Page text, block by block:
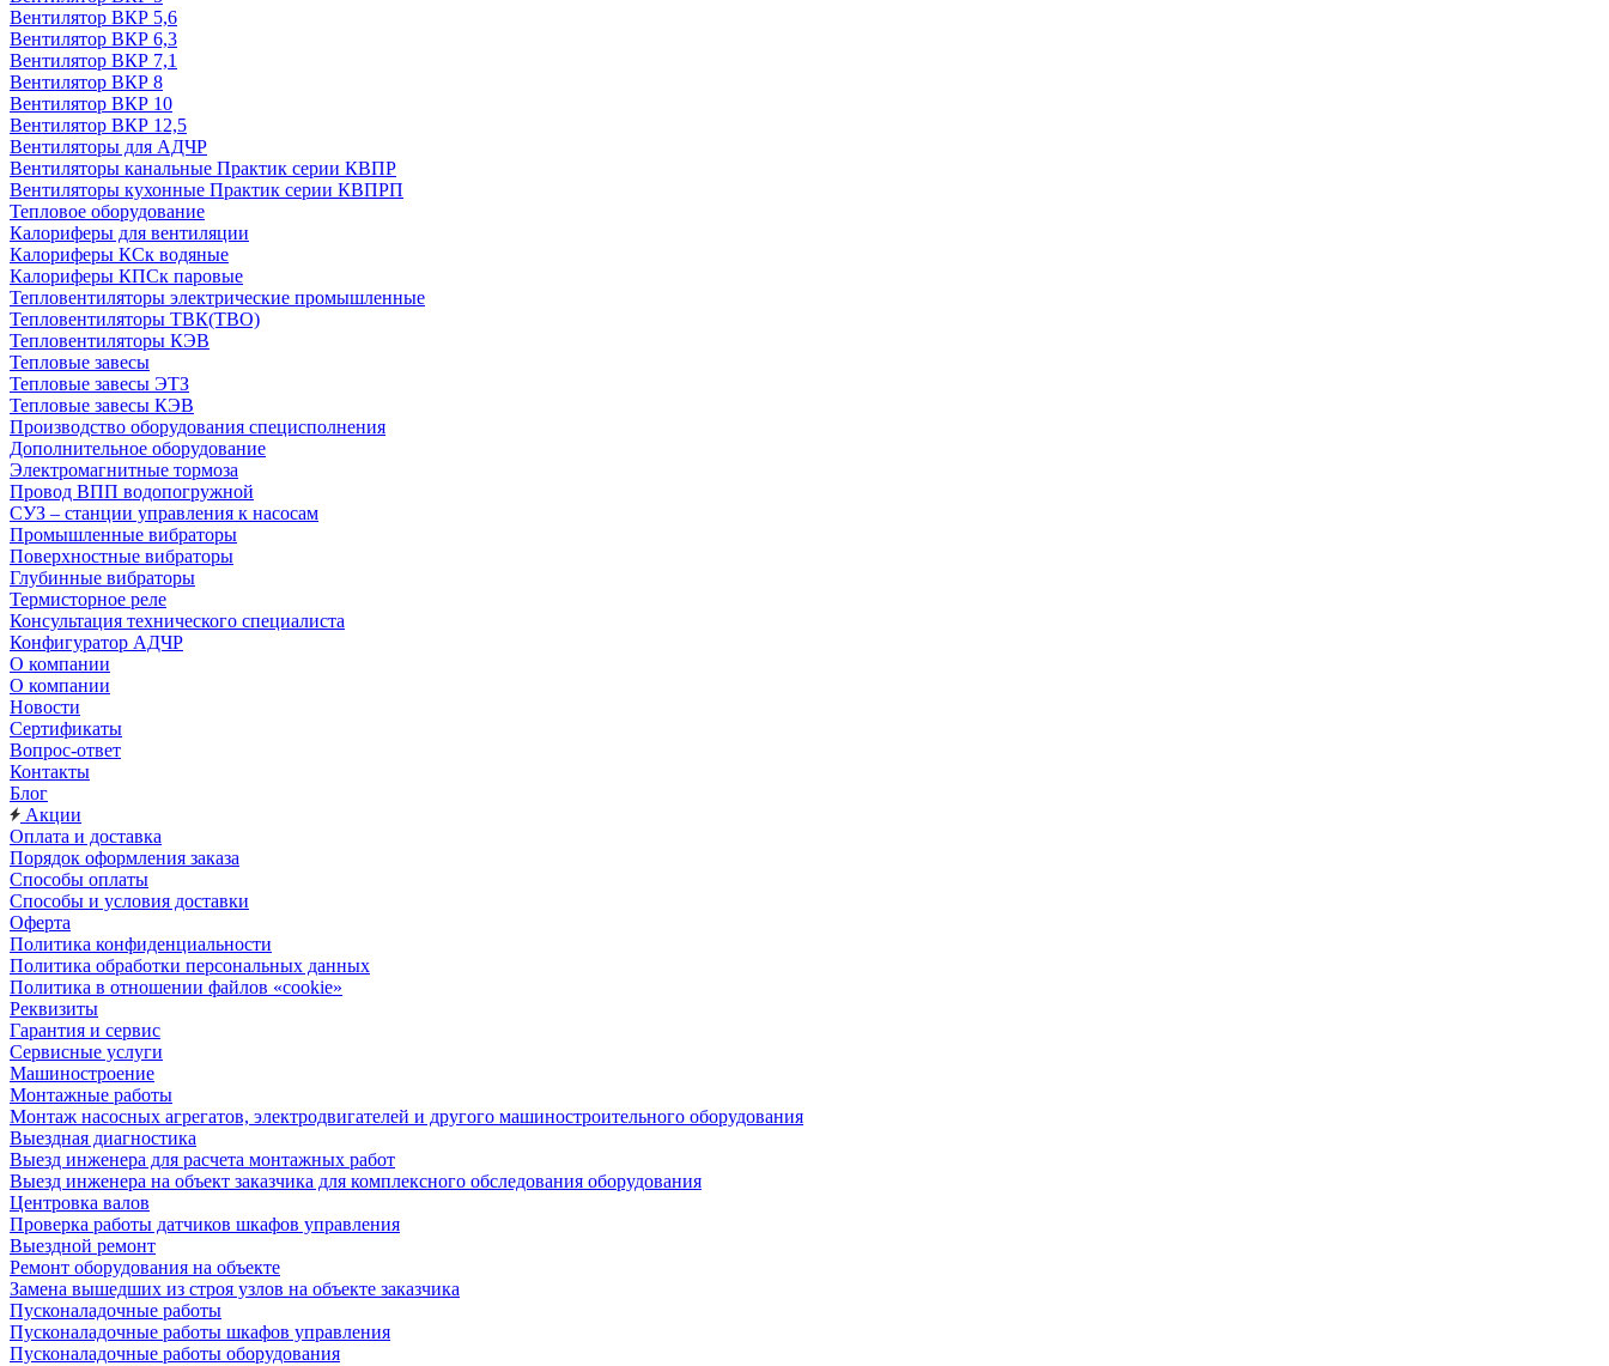
Вентилятор ВКР 5,6
Вентилятор ВКР 6,3
Вентилятор ВКР 7,1
Вентилятор ВКР 8
Вентилятор ВКР 10
Вентилятор ВКР 12,5
Вентиляторы для АДЧР
Вентиляторы канальные Практик серии КВПР
Вентиляторы кухонные Практик серии КВПРП
Тепловое оборудование
Калориферы для вентиляции
Калориферы КСк водяные
Калориферы КПСк паровые
Тепловентиляторы электрические промышленные
Тепловентиляторы ТВК(ТВО)
Тепловентиляторы КЭВ
Тепловые завесы
Тепловые завесы ЭТЗ
Тепловые завесы КЭВ
Производство оборудования специсполнения
Дополнительное оборудование
Электромагнитные тормоза
Провод ВПП водопогружной
СУЗ – станции управления к насосам
Промышленные вибраторы
Поверхностные вибраторы
Глубинные вибраторы
Термисторное реле
Консультация технического специалиста
Конфигуратор АДЧР
О компании
О компании
Новости
Сертификаты
Вопрос-ответ
Контакты
Блог
Акции
Оплата и доставка
Порядок оформления заказа
Способы оплаты
Способы и условия доставки
Оферта
Политика конфиденциальности
Политика обработки персональных данных
Политика в отношении файлов «cookie»
Реквизиты
Гарантия и сервис
Сервисные услуги
Машиностроение
Монтажные работы
Монтаж насосных агрегатов, электродвигателей и другого машиностроительного оборудования
Выездная диагностика
Выезд инженера для расчета монтажных работ
Выезд инженера на объект заказчика для комплексного обследования оборудования
Центровка валов
Проверка работы датчиков шкафов управления
Выездной ремонт
Ремонт оборудования на объекте
Замена вышедших из строя узлов на объекте заказчика
Пусконаладочные работы
Пусконаладочные работы шкафов управления
Пусконаладочные работы оборудования